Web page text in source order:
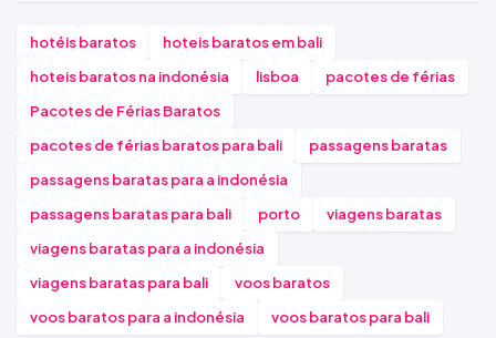
hotéis baratos
hoteis baratos em bali
hoteis baratos na indonésia
lisboa
pacotes de férias
Pacotes de Férias Baratos
pacotes de férias baratos para bali
passagens baratas
passagens baratas para a indonésia
passagens baratas para bali
porto
viagens baratas
viagens baratas para a indonésia
viagens baratas para bali
voos baratos
voos baratos para a indonésia
voos baratos para bali